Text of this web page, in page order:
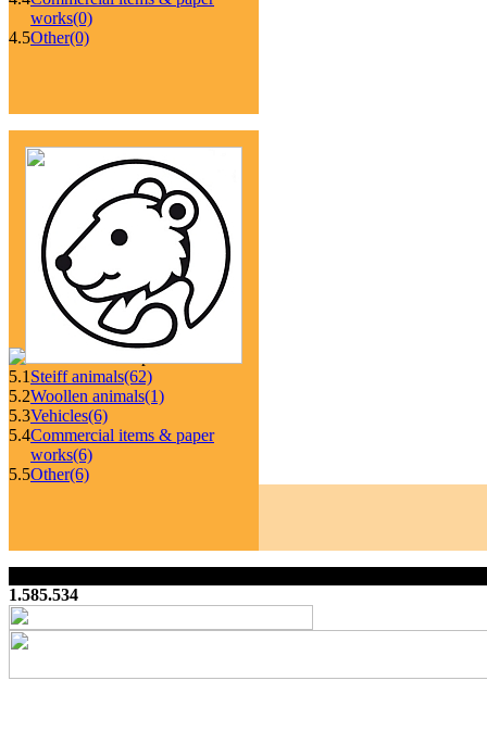
works(0)
4.5Other(0)
5.1 Steiff animals(62)
5.2Woollen animals(1)
5.3Vehicles(6)
5.4Commercial items & paper
works(6)
5.5Other(6)
1.585.534